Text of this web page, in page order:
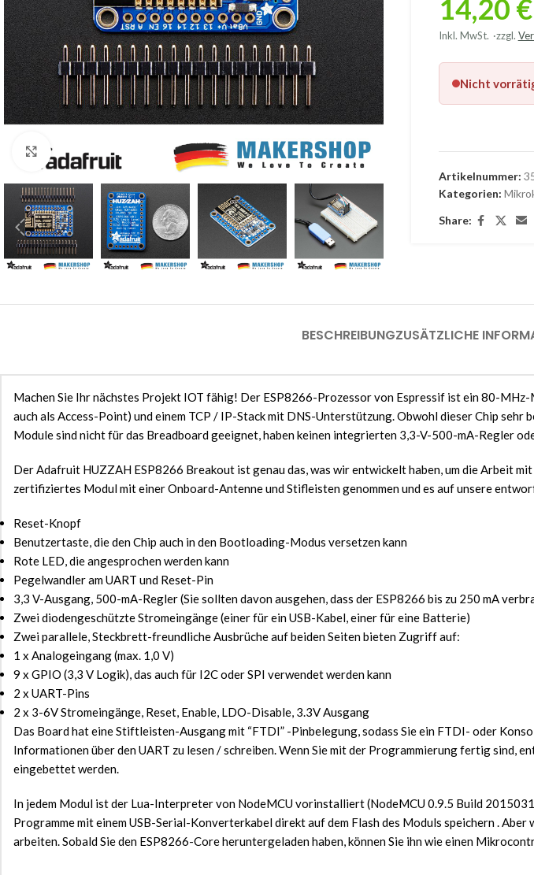
Click to enlarge
14,20 €
Inkl. MwSt. zzgl.
Nicht
Artikelnummer:
Kategorien:
Share:
BESCHREIBUNGZUSÄTZLICHE
Machen Sie Ihr nächstes Projekt IOT fähig! Der ESP8266-Prozessor von Espressif ist ein 80-
auch als Access-Point) und einem TCP / IP-Stack mit DNS-Unterstützung. Obwohl dieser Chip
Module sind nicht für das Breadboard geeignet, haben keinen integrierten 3,3-V-500-mA-Regler
Der Adafruit HUZZAH ESP8266 Breakout ist genau das, was wir entwickelt haben, um die Arbeit
zertifiziertes Modul mit einer Onboard-Antenne und Stifleisten genommen und es auf unsere
Reset-Knopf
Benutzertaste, die den Chip auch in den Bootloading-Modus versetzen kann
Rote LED, die angesprochen werden kann
Pegelwandler am UART und Reset-Pin
3,3 V-Ausgang, 500-mA-Regler (Sie sollten davon ausgehen, dass der ESP8266 bis zu 250 mA
Zwei diodengeschützte Stromeingänge (einer für ein USB-Kabel, einer für eine Batterie)
Zwei parallele, Steckbrett-freundliche Ausbrüche auf beiden Seiten bieten Zugriff auf:
1 x Analogeingang (max. 1,0 V)
9 x GPIO (3,3 V Logik), das auch für I2C oder SPI verwendet werden kann
2 x UART-Pins
2 x 3-6V Stromeingänge, Reset, Enable, LDO-Disable, 3.3V Ausgang
Das Board hat eine Stiftleisten-Ausgang mit “FTDI” -Pinbelegung, sodass Sie ein FTDI- oder
Informationen über den UART zu lesen / schreiben. Wenn Sie mit der Programmierung fertig sind,
eingebettet werden.
In jedem Modul ist der Lua-Interpreter von NodeMCU vorinstalliert (NodeMCU 0.9.5 Build
Programme mit einem USB-Serial-Konverterkabel direkt auf dem Flash des Moduls speichern .
arbeiten. Sobald Sie den ESP8266-Core heruntergeladen haben, können Sie ihn wie einen